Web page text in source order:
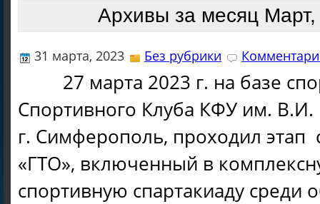
Архивы за месяц
31 марта, 2023 Без рубрики
27 марта 2023 г. на базе
Спортивного Клуба КФУ им. В.И.
г. Симферополь, проходил этап
«ГТО», включенный в
спортивную спартакиаду среди